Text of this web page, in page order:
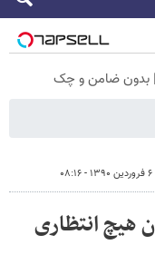
۶ فروردین ۱۳۹۰ - ۰۸:۱۶
هیچ انتظاری